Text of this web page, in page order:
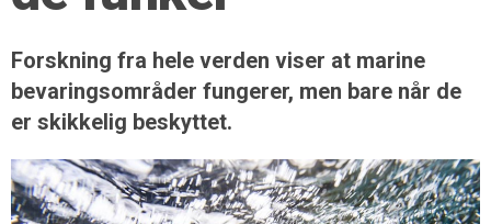
Forskning fra hele verden viser at marine
bevaringsområder fungerer, men bare når de
er skikkelig beskyttet.